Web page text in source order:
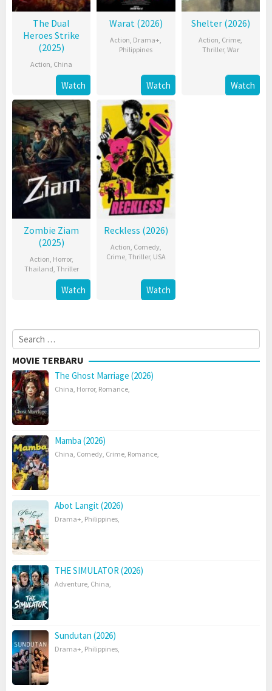
The Dual
Heroes Strike
(2025)
Action, China
Watch
Warat (2026)
Action, Drama+,
Philippines
Watch
Shelter (2026)
Action, Crime,
Thriller, War
Watch
Zombie Ziam
(2025)
Action, Horror,
Thailand, Thriller
Watch
Reckless (2026)
Action, Comedy,
Crime, Thriller, USA
Watch
Search
for:
MOVIE TERBARU
The Ghost Marriage (2026)
China, Horror, Romance,
Mamba (2026)
China, Comedy, Crime, Romance,
Abot Langit (2026)
Drama+, Philippines,
THE SIMULATOR (2026)
Adventure, China,
Sundutan (2026)
Drama+, Philippines,